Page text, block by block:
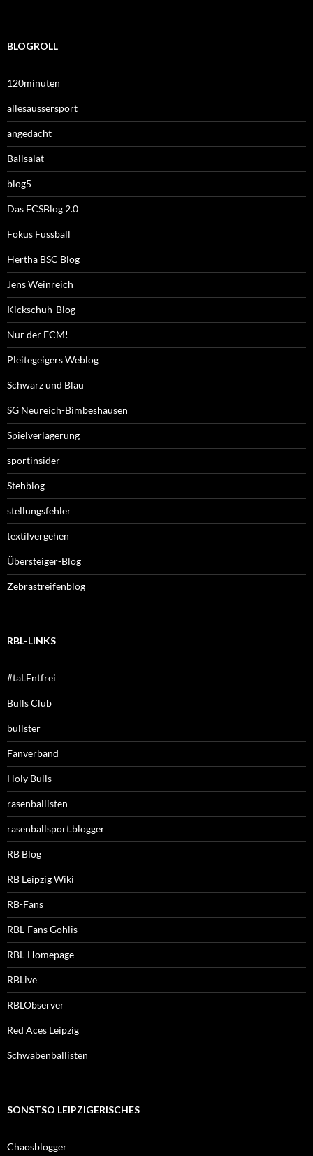
BLOGROLL
120minuten
allesaussersport
angedacht
Ballsalat
blog5
Das FCSBlog 2.0
Fokus Fussball
Hertha BSC Blog
Jens Weinreich
Kickschuh-Blog
Nur der FCM!
Pleitegeigers Weblog
Schwarz und Blau
SG Neureich-Bimbeshausen
Spielverlagerung
sportinsider
Stehblog
stellungsfehler
textilvergehen
Übersteiger-Blog
Zebrastreifenblog
RBL-LINKS
#taLEntfrei
Bulls Club
bullster
Fanverband
Holy Bulls
rasenballisten
rasenballsport.blogger
RB Blog
RB Leipzig Wiki
RB-Fans
RBL-Fans Gohlis
RBL-Homepage
RBLive
RBLObserver
Red Aces Leipzig
Schwabenballisten
SONSTSO LEIPZIGERISCHES
Chaosblogger